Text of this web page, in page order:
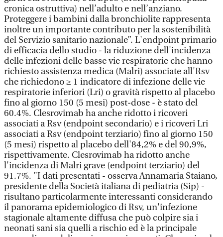
cronica ostruttiva) nell’adulto e nell’anziano.
Proteggere i bambini dalla bronchiolite rappresenta
inoltre un importante contributo per la sostenibilità
del Servizio sanitario nazionale”. L'endpoint primario
di efficacia dello studio - la riduzione dell'incidenza
delle infezioni delle basse vie respiratorie che hanno
richiesto assistenza medica (Malri) associate all'Rsv
che richiedono ≥ 1 indicatore di infezione delle vie
respiratorie inferiori (Lri) o gravità rispetto al placebo
fino al giorno 150 (5 mesi) post-dose - è stato del
60.4%. Clesrovimab ha anche ridotto i ricoveri
associati a Rsv (endpoint secondario) e i ricoveri Lri
associati a Rsv (endpoint terziario) fino al giorno 150
(5 mesi) rispetto al placebo dell'84,2% e del 90,9%,
rispettivamente. Clesrovimab ha ridotto anche
l'incidenza di Malri grave (endpoint terziario) del
91.7%. "I dati presentati - osserva Annamaria Staiano,
presidente della Società italiana di pediatria (Sip) -
risultano particolarmente interessanti considerando
il panorama epidemiologico di Rsv, un'infezione
stagionale altamente diffusa che può colpire sia i
neonati sani sia quelli a rischio ed è la principale